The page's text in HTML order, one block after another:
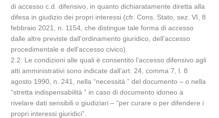
di accesso c.d. difensivo, in quanto dichiaratamente diretta alla
difesa in giudizio dei propri interessi (cfr. Cons. Stato, sez. VI, 8
febbraio 2021, n. 1154, che distingue tale forma di accesso
dalle altre previste dall’ordinamento giuridico, dell’accesso
procedimentale e dell’accesso civico).
2.2. Le condizioni alle quali è consentito l’accesso difensivo agli
atti amministrativi sono indicate dall’art. 24, comma 7, l. 8
agosto 1990, n. 241, nella “necessità ” del documento – o nella
“stretta indispensabilità ” in caso di documento idoneo a
rivelare dati sensibili o giudiziari – “per curare o per difendere i
propri interessi giuridici”.